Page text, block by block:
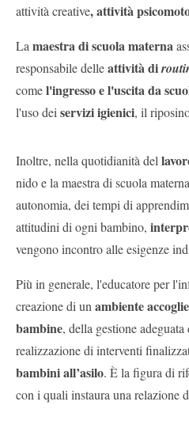
attività creative, attività
La maestra di scuola materna
responsabile delleattività di
comel'ingresso e l'uscita da
l'uso dei servizi igienici, il
Inoltre, nella quotidianità del
nido e la maestra di scuola
autonomia, dei tempi di
attitudini di ogni bambino,
vengono incontro alle esigenze
Più in generale, l'educatore per
creazione di un ambiente
bambine, della gestione
realizzazione di interventi
bambini all’asilo. È la figura di
con i quali instaura una relazione